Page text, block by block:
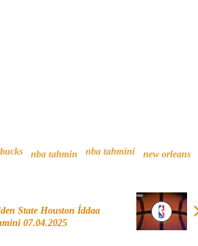
nba tahmin nba tahmini
new orleans
State Houston İddaa
07.04.2025